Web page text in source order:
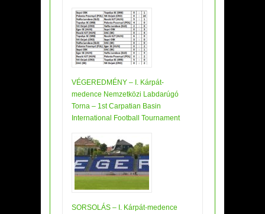
VÉGEREDMÉNY – I. Kárpát-
medence Nemzetközi Labdarúgó
Torna – 1st Carpatian Basin
International Football Tournament
SORSOLÁS – I. Kárpát-medence